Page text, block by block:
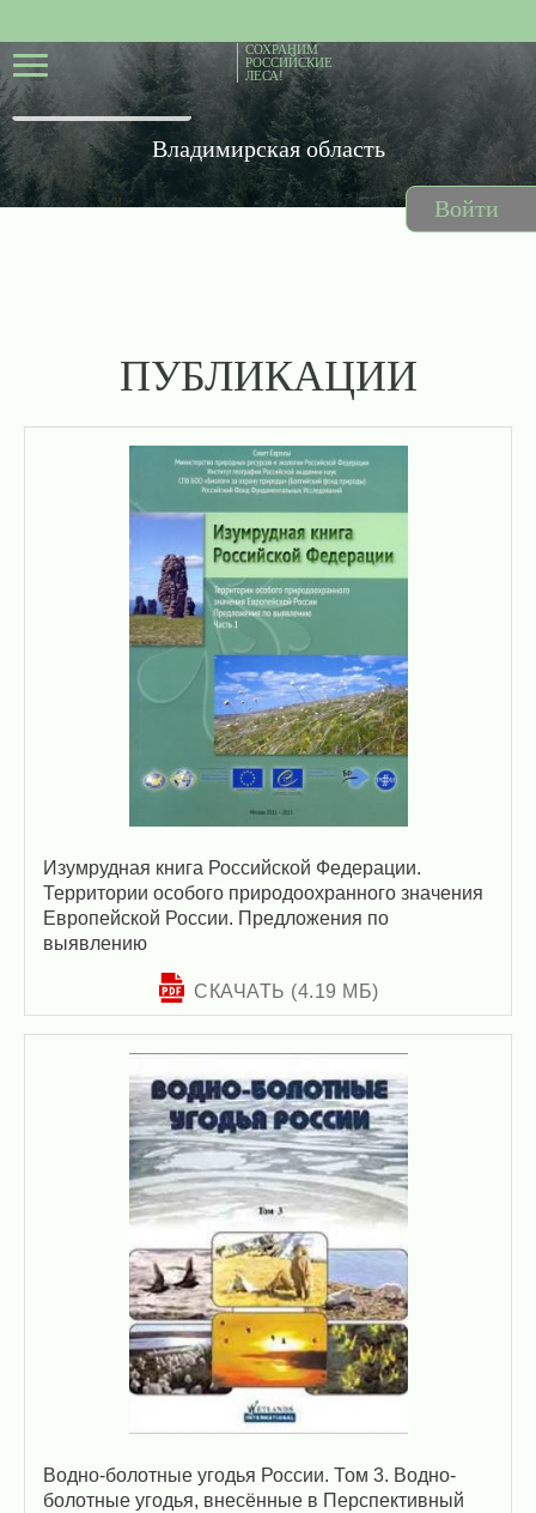
Владимирская область
ПУБЛИКАЦИИ
Изумрудная книга Российской Федерации.
Территории особого природоохранного значения
Европейской России. Предложения по
выявлению
СКАЧАТЬ (4.19 МБ)
Водно-болотные угодья России. Том 3. Водно-
болотные угодья, внесённые в Перспективный
Войти
СОХРАНИМ
РОССИЙСКИЕ
ЛЕСА!